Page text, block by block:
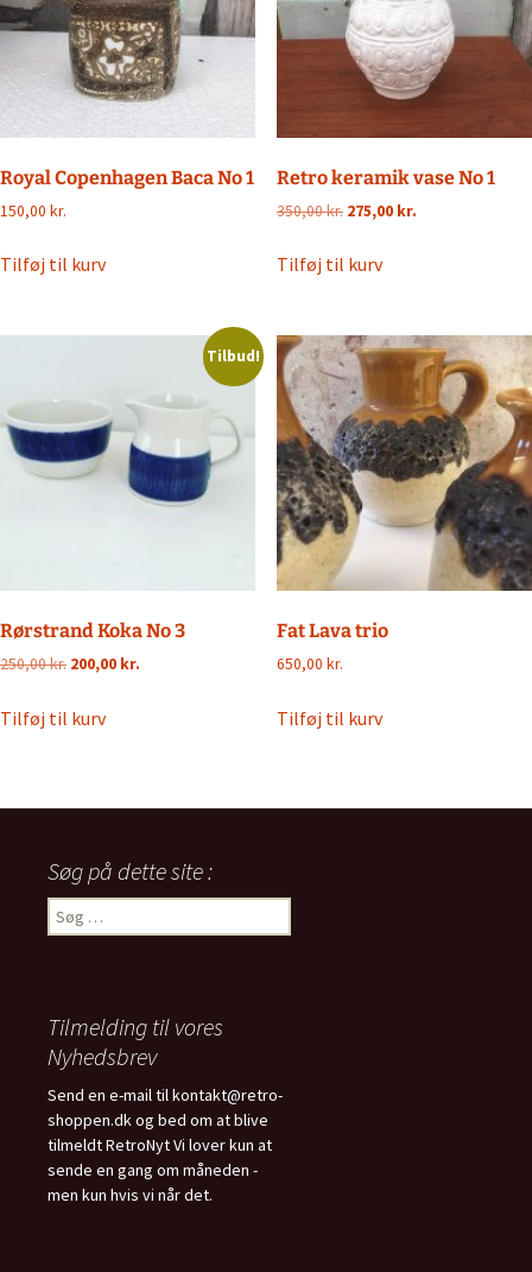
Royal Copenhagen Baca No 1
150,00 kr.
Tilføj til kurv
Retro keramik vase No 1
350,00kr. Den
pris
275,00 kr.Den
Tilføj til kurv
Tilbud!
Rørstrand Koka No 3
250,00kr. Den
pris
200,00 kr.
Tilføj til kurv
Fat Lava trio
650,00 kr.
Tilføj til kurv
Søg på dette site :
Søg
efter:
Tilmelding til vores
Nyhedsbrev
Send en e-mail til kontakt@retro-
shoppen.dk og bed om at blive
tilmeldt RetroNyt Vi lover kun at
sende en gang om måneden -
men kun hvis vi når det.